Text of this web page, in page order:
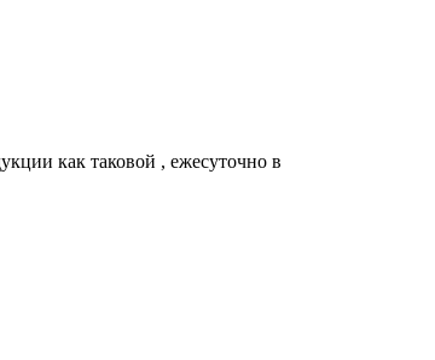
как таковой , ежесуточно в